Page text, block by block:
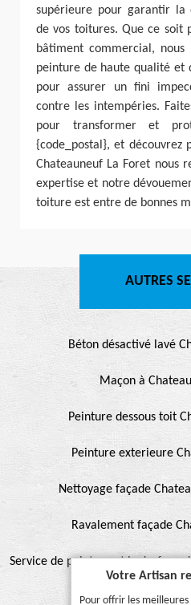
supérieure pour garantir
de vos toitures. Que ce soit
bâtiment commercial,
peinture de haute qualité et
pour assurer un fini
contre les intempéries.
pour transformer et
{code_postal}, et découvrez
Chateauneuf La Foret nous
expertise et notre
toiture est entre de bonnes
AUTRES
Béton désactivé lavé
Maçon à
Peinture dessous toit
Peinture exterieure
Nettoyage façade
Ravalement façade
Service de peinture et hydrofuge
Votre Artisan
Pour offrir les